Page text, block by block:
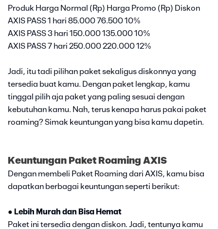
Produk Harga Normal (Rp) Harga Promo (Rp) Diskon
AXIS PASS 1 hari 85.000 76.500 10%
AXIS PASS 3 hari 150.000 135.000 10%
AXIS PASS 7 hari 250.000 220.000 12%
Jadi, itu tadi pilihan paket sekaligus diskonnya yang
tersedia buat kamu. Dengan paket lengkap, kamu
tinggal pilih aja paket yang paling sesuai dengan
kebutuhan kamu. Nah, terus kenapa harus pakai paket
roaming? Simak keuntungan yang bisa kamu dapetin.
Keuntungan Paket Roaming AXIS
Dengan membeli Paket Roaming dari AXIS, kamu bisa
dapatkan berbagai keuntungan seperti berikut:
● Lebih Murah dan Bisa Hemat
Paket ini tersedia dengan diskon. Jadi, tentunya kamu